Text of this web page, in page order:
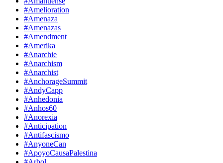
#Amelioration
#Amenaza
#Amenazas
#Amendment
#Amerika
#Anarchie
#Anarchism
#Anarchist
#AnchorageSummit
#AndyCapp
#Anhedonia
#Anhos60
#Anorexia
#Anticipation
#Antifascismo
#AnyoneCan
#ApoyoCausaPalestina